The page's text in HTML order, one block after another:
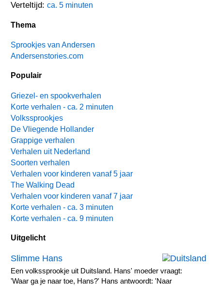
Verteltijd:ca. 5 minuten
Thema
Sprookjes van Andersen
Andersenstories.com
Populair
Griezel- en spookverhalen
Korte verhalen - ca. 2 minuten
Volkssprookjes
De Vliegende Hollander
Grappige verhalen
Verhalen uit Nederland
Soorten verhalen
Verhalen voor kinderen vanaf 5 jaar
The Walking Dead
Verhalen voor kinderen vanaf 7 jaar
Korte verhalen - ca. 3 minuten
Korte verhalen - ca. 9 minuten
Uitgelicht
Slimme Hans
Een volkssprookje uit Duitsland. Hans' moeder vraagt:
'Waar ga je naar toe, Hans?' Hans antwoordt: 'Naar